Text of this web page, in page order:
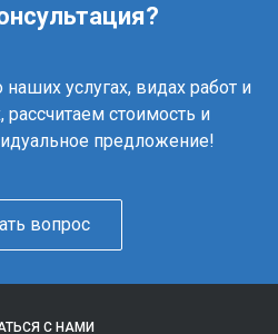
услугах, видах работ и
рассчитаем стоимость и
предложение!
вопрос
С НАМИ